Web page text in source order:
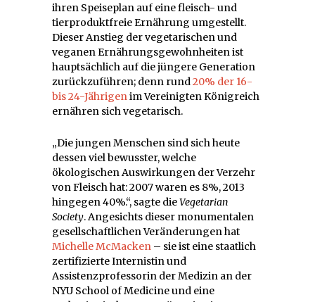
ihren Speiseplan auf eine fleisch- und
tierproduktfreie Ernährung umgestellt.
Dieser Anstieg der vegetarischen und
veganen Ernährungsgewohnheiten ist
hauptsächlich auf die jüngere Generation
zurückzuführen; denn rund20% der 16-
bis 24-Jährigenim Vereinigten Königreich
ernähren sich vegetarisch.
„Die jungen Menschen sind sich heute
dessen viel bewusster, welche
ökologischen Auswirkungen der Verzehr
von Fleisch hat: 2007 waren es 8%, 2013
hingegen 40%.“, sagte dieVegetarian
Society. Angesichts dieser monumentalen
gesellschaftlichen Veränderungen hat
Michelle McMacken – sie ist eine staatlich
zertifizierte Internistin und
Assistenzprofessorin der Medizin an der
NYU School of Medicine und eine